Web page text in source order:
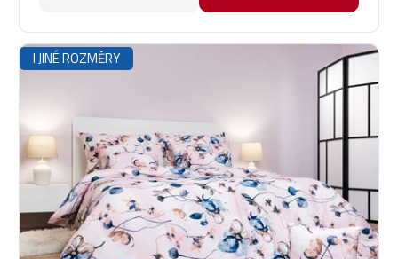
I JINÉ ROZMĚRY